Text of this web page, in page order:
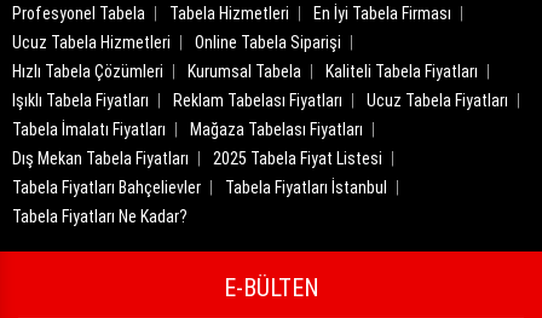
Profesyonel Tabela
Tabela Hizmetleri
En İyi Tabela Firması
Ucuz Tabela Hizmetleri
Online Tabela Siparişi
Hızlı Tabela Çözümleri
Kurumsal Tabela
Kaliteli Tabela Fiyatları
Işıklı Tabela Fiyatları
Reklam Tabelası Fiyatları
Ucuz Tabela Fiyatları
Tabela İmalatı Fiyatları
Mağaza Tabelası Fiyatları
Dış Mekan Tabela Fiyatları
2025 Tabela Fiyat Listesi
Tabela Fiyatları Bahçelievler
Tabela Fiyatları İstanbul
Tabela Fiyatları Ne Kadar?
E-BÜLTEN